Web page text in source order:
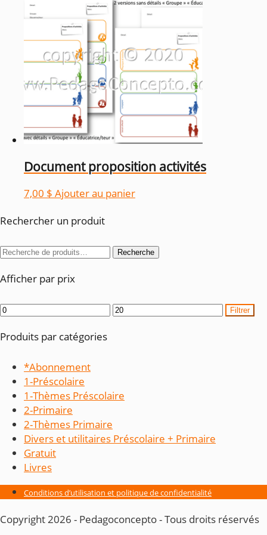
20,00 $.14,00 $.
Document proposition activités
7,00 $ Ajouter au panier
Rechercher un produit
Recherche
Recherche
Afficher par prix
Prix
Prix
Filtrer
Produits par catégories
*Abonnement
1-Préscolaire
1-Thèmes Préscolaire
2-Primaire
2-Thèmes Primaire
Divers et utilitaires Préscolaire + Primaire
Gratuit
Livres
Conditions d’utilisation et politique de confidentialité
Copyright 2026 - Pedagoconcepto - Tous droits réservés